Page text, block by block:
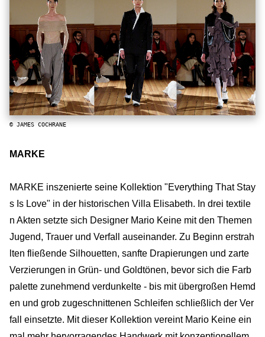
© JAMES COCHRANE
MARKE
MARKE inszenierte seine Kollektion "Everything That Stay
s Is Love" in der historischen Villa Elisabeth. In drei textile
n Akten setzte sich Designer Mario Keine mit den Themen
Jugend, Trauer und Verfall auseinander. Zu Beginn erstrah
lten fließende Silhouetten, sanfte Drapierungen und zarte
Verzierungen in Grün- und Goldtönen, bevor sich die Farb
palette zunehmend verdunkelte - bis mit übergroßen Hemd
en und grob zugeschnittenen Schleifen schließlich der Ver
fall einsetzte. Mit dieser Kollektion vereint Mario Keine ein